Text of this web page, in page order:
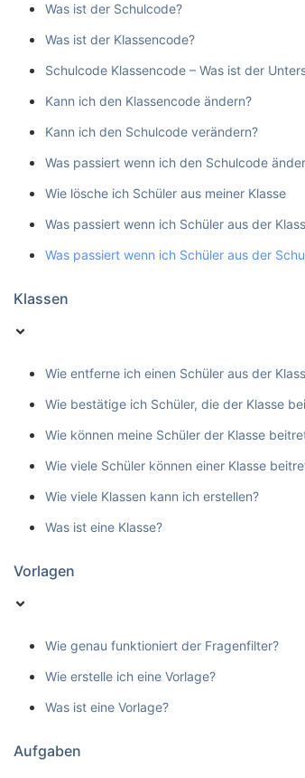
Was ist der Schulcode?
Was ist der Klassencode?
Schulcode Klassencode – Was ist der
Kann ich den Klassencode ändern?
Kann ich den Schulcode verändern?
Was passiert wenn ich den Schulcode
Wie lösche ich Schüler aus meiner Klasse
Was passiert wenn ich Schüler aus der
Was passiert wenn ich Schüler aus der
Klassen
Wie entferne ich einen Schüler aus der
Wie bestätige ich Schüler, die der Klasse
Wie können meine Schüler der Klasse
Wie viele Schüler können einer Klasse
Wie viele Klassen kann ich erstellen?
Was ist eine Klasse?
Vorlagen
Wie genau funktioniert der Fragenfilter?
Wie erstelle ich eine Vorlage?
Was ist eine Vorlage?
Aufgaben